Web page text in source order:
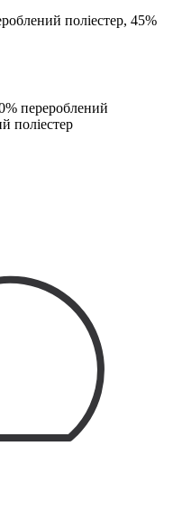
поліестер, 45%
перероблений
поліестер